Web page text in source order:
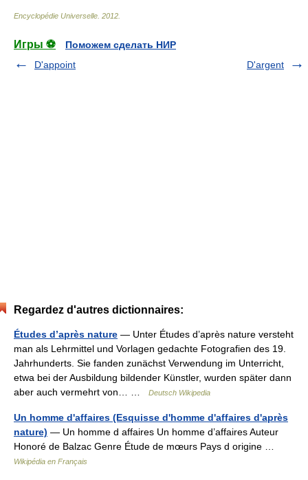
Encyclopédie Universelle 2012
Игры ⚽
Поможем сделать НИР
D'appoint
D'argent
Regardez d'autres dictionnaires:
Études d’après nature — Unter Études d’après nature versteht
man als Lehrmittel und Vorlagen gedachte Fotografien des 19.
Jahrhunderts. Sie fanden zunächst Verwendung im Unterricht,
etwa bei der Ausbildung bildender Künstler, wurden später dann
aber auch vermehrt von… …
Deutsch Wikipedia
Un homme d'affaires (Esquisse d'homme d'affaires d'après
nature) — Un homme d affaires Un homme d’affaires Auteur
Honoré de Balzac Genre Étude de mœurs Pays d origine …
Wikipédia en Français